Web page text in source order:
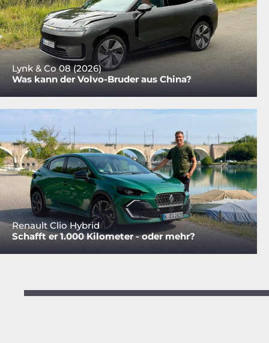
Lynk & Co 08 (2026)
Was kann der Volvo-Bruder aus China?
Renault Clio Hybrid
Schafft er 1.000 Kilometer - oder mehr?